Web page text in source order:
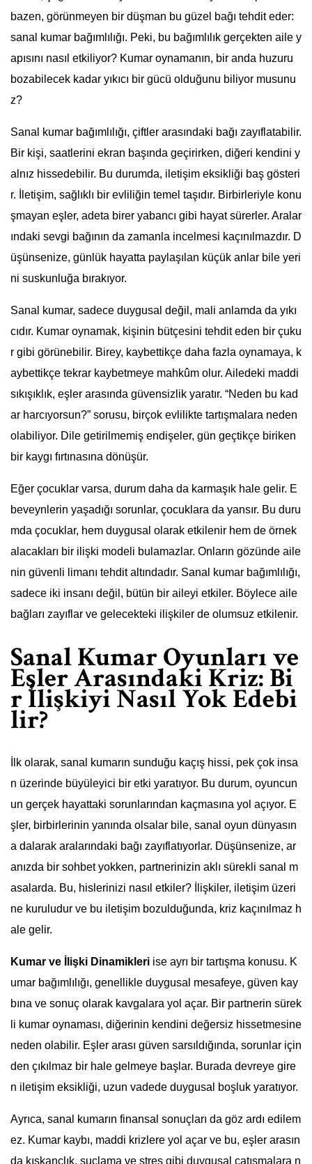
bazen, görünmeyen bir düşman bu güzel bağı tehdit eder:
sanal kumar bağımlılığı. Peki, bu bağımlılık gerçekten aile y
apısını nasıl etkiliyor? Kumar oynamanın, bir anda huzuru
bozabilecek kadar yıkıcı bir gücü olduğunu biliyor musunu
z?
Sanal kumar bağımlılığı, çiftler arasındaki bağı zayıflatabilir.
Bir kişi, saatlerini ekran başında geçirirken, diğeri kendini y
alnız hissedebilir. Bu durumda, iletişim eksikliği baş gösteri
r. İletişim, sağlıklı bir evliliğin temel taşıdır. Birbirleriyle konu
şmayan eşler, adeta birer yabancı gibi hayat sürerler. Aralar
ındaki sevgi bağının da zamanla incelmesi kaçınılmazdır. D
üşünsenize, günlük hayatta paylaşılan küçük anlar bile yeri
ni suskunluğa bırakıyor.
Sanal kumar, sadece duygusal değil, mali anlamda da yıkı
cıdır. Kumar oynamak, kişinin bütçesini tehdit eden bir çuku
r gibi görünebilir. Birey, kaybettikçe daha fazla oynamaya, k
aybettikçe tekrar kaybetmeye mahkûm olur. Ailedeki maddi
sıkışıklık, eşler arasında güvensizlik yaratır. “Neden bu kad
ar harcıyorsun?” sorusu, birçok evlilikte tartışmalara neden
olabiliyor. Dile getirilmemiş endişeler, gün geçtikçe biriken
bir kaygı fırtınasına dönüşür.
Eğer çocuklar varsa, durum daha da karmaşık hale gelir. E
beveynlerin yaşadığı sorunlar, çocuklara da yansır. Bu duru
mda çocuklar, hem duygusal olarak etkilenir hem de örnek
alacakları bir ilişki modeli bulamazlar. Onların gözünde aile
nin güvenli limanı tehdit altındadır. Sanal kumar bağımlılığı,
sadece iki insanı değil, bütün bir aileyi etkiler. Böylece aile
bağları zayıflar ve gelecekteki ilişkiler de olumsuz etkilenir.
Sanal Kumar Oyunları ve
Eşler Arasındaki Kriz: Bi
r İlişkiyi Nasıl Yok Edebi
lir?
İlk olarak, sanal kumarın sunduğu kaçış hissi, pek çok insa
n üzerinde büyüleyici bir etki yaratıyor. Bu durum, oyuncun
un gerçek hayattaki sorunlarından kaçmasına yol açıyor. E
şler, birbirlerinin yanında olsalar bile, sanal oyun dünyasın
a dalarak aralarındaki bağı zayıflatıyorlar. Düşünsenize, ar
anızda bir sohbet yokken, partnerinizin aklı sürekli sanal m
asalarda. Bu, hislerinizi nasıl etkiler? İlişkiler, iletişim üzeri
ne kuruludur ve bu iletişim bozulduğunda, kriz kaçınılmaz h
ale gelir.
Kumar ve İlişki Dinamikleri ise ayrı bir tartışma konusu. K
umar bağımlılığı, genellikle duygusal mesafeye, güven kay
bına ve sonuç olarak kavgalara yol açar. Bir partnerin sürek
li kumar oynaması, diğerinin kendini değersiz hissetmesine
neden olabilir. Eşler arası güven sarsıldığında, sorunlar için
den çıkılmaz bir hale gelmeye başlar. Burada devreye gire
n iletişim eksikliği, uzun vadede duygusal boşluk yaratıyor.
Ayrıca, sanal kumarın finansal sonuçları da göz ardı edilem
ez. Kumar kaybı, maddi krizlere yol açar ve bu, eşler arasın
da kıskançlık, suçlama ve stres gibi duygusal çatışmalara n